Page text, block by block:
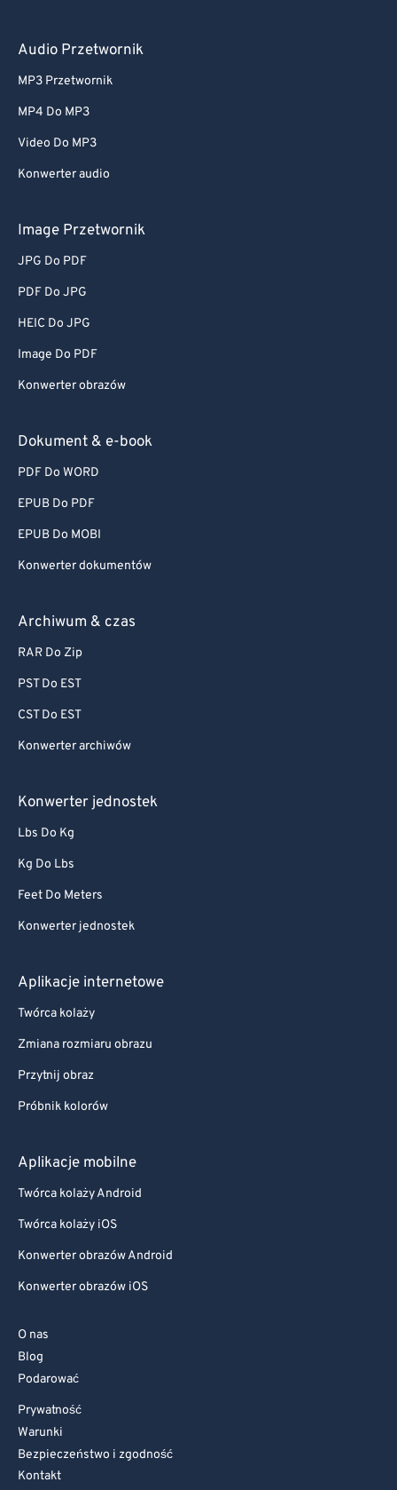
Audio Przetwornik
MP3 Przetwornik
MP4 Do MP3
Video Do MP3
Konwerter audio
Image Przetwornik
JPG Do PDF
PDF Do JPG
HEIC Do JPG
Image Do PDF
Konwerter obrazów
Dokument & e-book
PDF Do WORD
EPUB Do PDF
EPUB Do MOBI
Konwerter dokumentów
Archiwum & czas
RAR Do Zip
PST Do EST
CST Do EST
Konwerter archiwów
Konwerter jednostek
Lbs Do Kg
Kg Do Lbs
Feet Do Meters
Konwerter jednostek
Aplikacje internetowe
Twórca kolaży
Zmiana rozmiaru obrazu
Przytnij obraz
Próbnik kolorów
Aplikacje mobilne
Twórca kolaży Android
Twórca kolaży iOS
Konwerter obrazów Android
Konwerter obrazów iOS
O nas
Blog
Podarować
Prywatność
Warunki
Bezpieczeństwo i zgodność
Kontakt